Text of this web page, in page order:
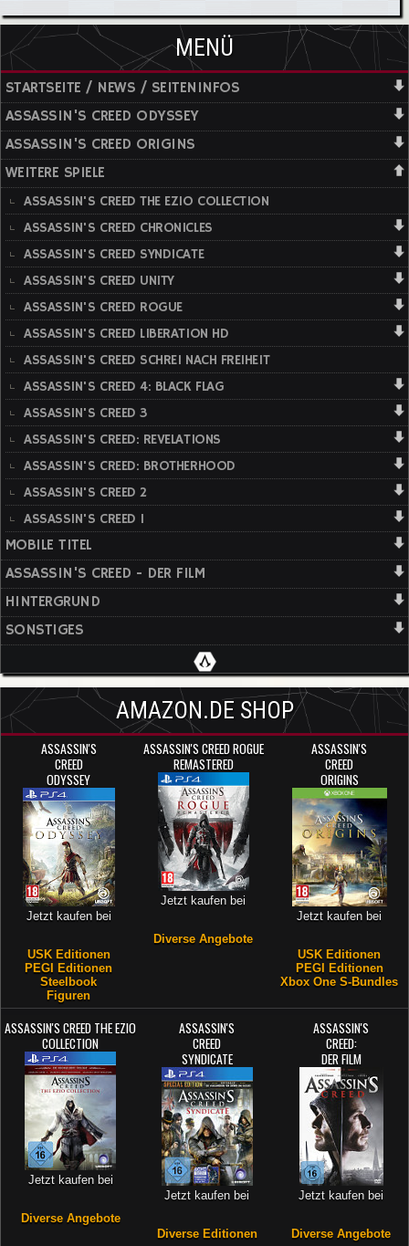
MENÜ
STARTSEITE / NEWS / SEITENINFOS
ASSASSIN'S CREED ODYSSEY
ASSASSIN'S CREED ORIGINS
WEITERE SPIELE
ASSASSIN'S CREED THE EZIO COLLECTION
ASSASSIN'S CREED CHRONICLES
ASSASSIN'S CREED SYNDICATE
ASSASSIN'S CREED UNITY
ASSASSIN'S CREED ROGUE
ASSASSIN'S CREED LIBERATION HD
ASSASSIN'S CREED SCHREI NACH FREIHEIT
ASSASSIN'S CREED 4: BLACK FLAG
ASSASSIN'S CREED 3
ASSASSIN'S CREED: REVELATIONS
ASSASSIN'S CREED: BROTHERHOOD
ASSASSIN'S CREED 2
ASSASSIN'S CREED 1
MOBILE TITEL
ASSASSIN'S CREED - DER FILM
HINTERGRUND
SONSTIGES
AMAZON.DE SHOP
ASSASSIN'S
CREED
ODYSSEY
Jetzt kaufen bei
USK Editionen
PEGI Editionen
Steelbook
Figuren
ASSASSIN'S CREED ROGUE
REMASTERED
Jetzt kaufen bei
Diverse Angebote
ASSASSIN'S
CREED
ORIGINS
Jetzt kaufen bei
USK Editionen
PEGI Editionen
Xbox One S-Bundles
ASSASSIN'S CREED THE EZIO
COLLECTION
Jetzt kaufen bei
Diverse Angebote
ASSASSIN'S
CREED
SYNDICATE
Jetzt kaufen bei
Diverse Editionen
ASSASSIN'S
CREED:
DER FILM
Jetzt kaufen bei
Diverse Angebote